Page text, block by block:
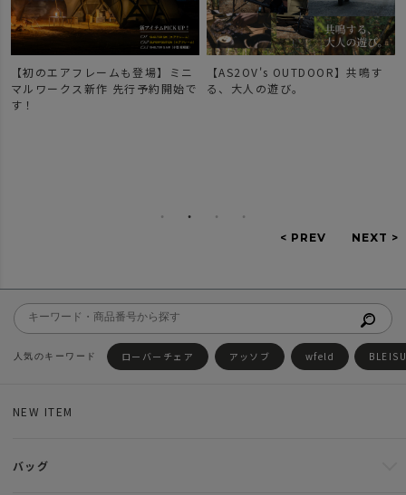
【初のエアフレームも登場】ミニ
マルワークス新作 先行予約開始で
す！
【AS2OV's OUTDOOR】共鳴す
る、大人の遊び。
ローバーチェア アッソブ wfeld
NEW ITEM
バッグ